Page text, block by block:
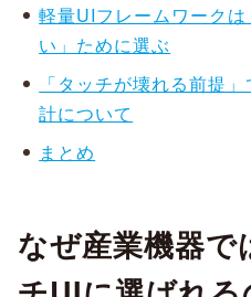
軽量UIフレームワーク
い」ために選ぶ
「タッチが壊れる前提
計について
まとめ
なぜ産業機器で